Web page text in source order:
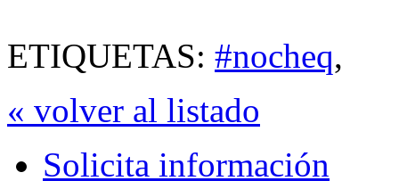
ETIQUETAS: #nocheq,
« volver al listado
Solicita información